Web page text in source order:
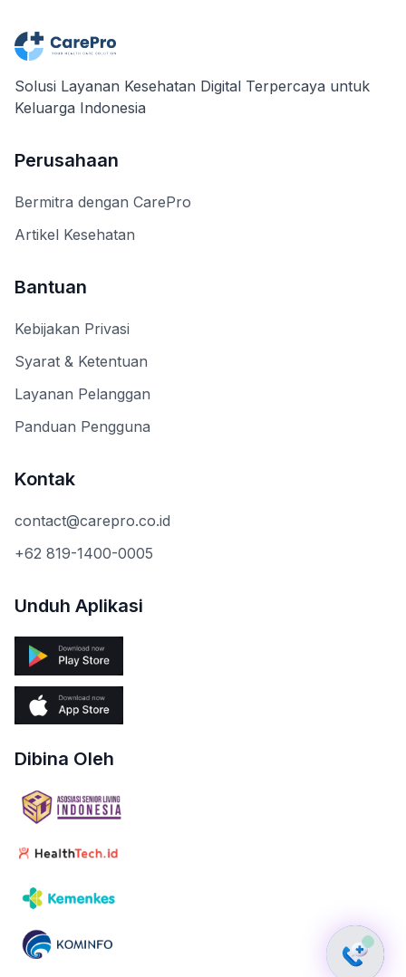
Solusi Layanan Kesehatan Digital Terpercaya untuk
Keluarga Indonesia
Perusahaan
Bermitra dengan CarePro
Artikel Kesehatan
Bantuan
Kebijakan Privasi
Syarat & Ketentuan
Layanan Pelanggan
Panduan Pengguna
Kontak
contact@carepro.co.id
+62 819-1400-0005
Unduh Aplikasi
Dibina Oleh